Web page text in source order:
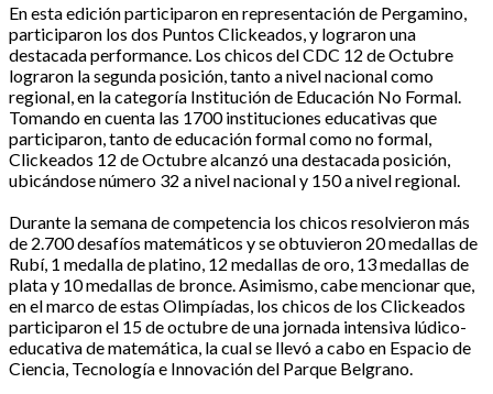
En esta edición participaron en representación de Pergamino,
participaron los dos Puntos Clickeados, y lograron una
destacada performance. Los chicos del CDC 12 de Octubre
lograron la segunda posición, tanto a nivel nacional como
regional, en la categoría Institución de Educación No Formal.
Tomando en cuenta las 1700 instituciones educativas que
participaron, tanto de educación formal como no formal,
Clickeados 12 de Octubre alcanzó una destacada posición,
ubicándose número 32 a nivel nacional y 150 a nivel regional.
Durante la semana de competencia los chicos resolvieron más
de 2.700 desafíos matemáticos y se obtuvieron 20 medallas de
Rubí, 1 medalla de platino, 12 medallas de oro, 13 medallas de
plata y 10 medallas de bronce. Asimismo, cabe mencionar que,
en el marco de estas Olimpíadas, los chicos de los Clickeados
participaron el 15 de octubre de una jornada intensiva lúdico-
educativa de matemática, la cual se llevó a cabo en Espacio de
Ciencia, Tecnología e Innovación del Parque Belgrano.